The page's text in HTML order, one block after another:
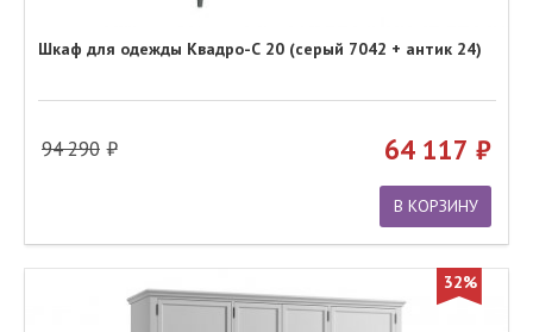
Шкаф для одежды Квадро-С 20 (серый 7042 + антик 24)
94 290 64 117
В КОРЗИНУ
32%